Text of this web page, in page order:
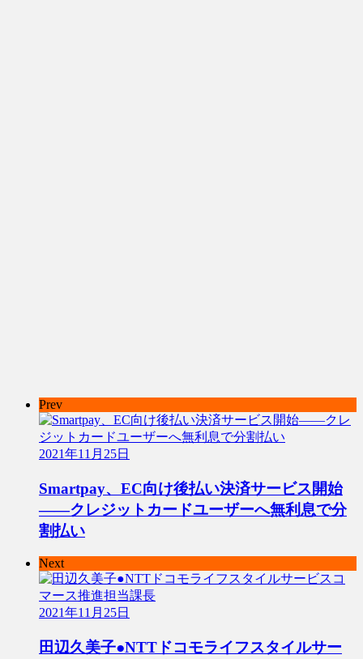
Prev
2021年11月25日
Smartpay、EC向け後払い決済サービス開始
――クレジットカードユーザーへ無利息で分
割払い
Next
2021年11月25日
田辺久美子●NTTドコモライフスタイルサー